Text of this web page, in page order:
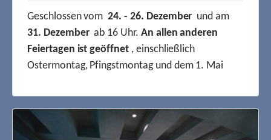
Geschlossen vom24. - 26. Dezember und am
31. Dezemberab 16 Uhr. An allen anderen
Feiertagen ist geöffnet, einschließlich
Ostermontag, Pfingstmontag und dem 1. Mai